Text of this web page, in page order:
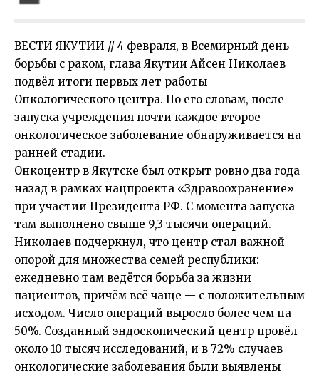
ВЕСТИ ЯКУТИИ // 4 февраля, в Всемирный день
борьбы с раком, глава Якутии Айсен Николаев
подвёл итоги первых лет работы
Онкологического центра. По его словам, после
запуска учреждения почти каждое второе
онкологическое заболевание обнаруживается на
ранней стадии.
Онкоцентр в Якутске был открыт ровно два года
назад в рамках нацпроекта «Здравоохранение»
при участии Президента РФ. С момента запуска
там выполнено свыше 9,3 тысячи операций.
Николаев подчеркнул, что центр стал важной
опорой для множества семей республики:
ежедневно там ведётся борьба за жизни
пациентов, причём всё чаще — с положительным
исходом. Число операций выросло более чем на
50%. Созданный эндоскопический центр провёл
около 10 тысяч исследований, и в 72% случаев
онкологические заболевания были выявлены